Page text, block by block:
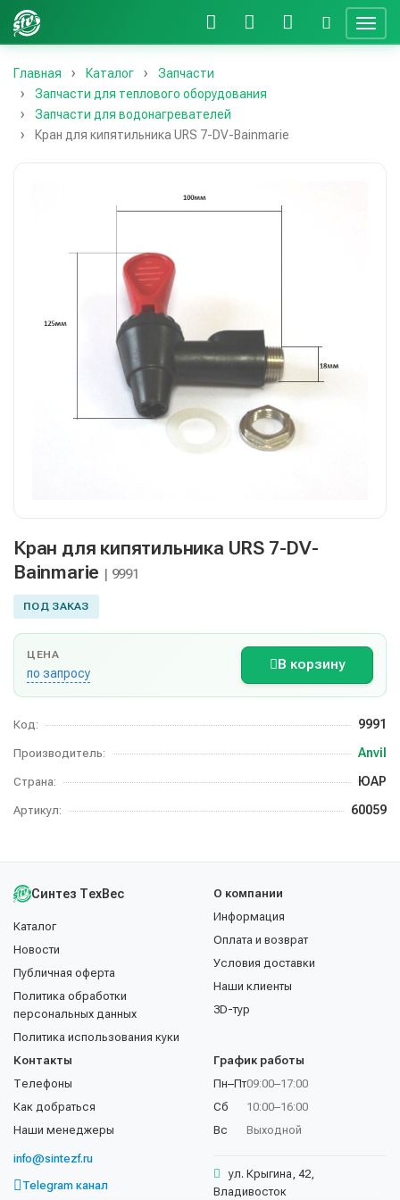
Главная Каталог
Запчасти
Запчасти для теплового оборудования
Запчасти для водонагревателей
Кран для кипятильника URS 7-DV-Bainmarie
Кран для кипятильника URS 7-DV-
Bainmarie | 9991
ПОД ЗАКАЗ
ЦЕНА
по запросу
В корзину
Код: 9991
Производитель: Anvil
Страна: ЮАР
Артикул: 60059
Синтез ТехВес
Каталог
Новости
Публичная оферта
Политика обработки
персональных данных
Политика использования куки
О компании
Информация
Оплата и возврат
Условия доставки
Наши клиенты
3D-тур
Контакты
Телефоны
Как добраться
Наши менеджеры
info@sintezf.ru
Telegram канал
График работы
Пн–Пт
Сб
Вс
09:00–17:00
10:00–16:00
Выходной
ул. Крыгина, 42,
Владивосток